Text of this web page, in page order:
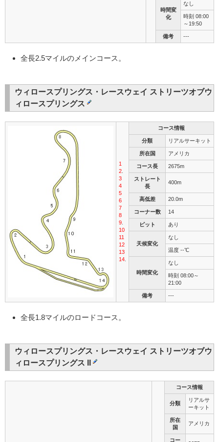
時間変
化
なし
時刻 08:00
～19:50
備考 ---
全長2.5マイルのメインコース。
ウィロースプリングス・レースウェイ ストリーツオブウ
ィロースプリングス
1
2
3
4
5
6
7
8
9
10
11
12
13
14
コース情報
分類 リアルサーキット
所在国 アメリカ
コース長 2675m
ストレート
長
400m
高低差 20.0m
コーナー数 14
ピット あり
天候変化
なし
温度 --℃
時間変化
なし
時刻 08:00～
21:00
備考 ---
全長1.8マイルのロードコース。
ウィロースプリングス・レースウェイ ストリーツオブウ
ィロースプリングス II
コース情報
分類
リアルサ
ーキット
所在
国
アメリカ
コー